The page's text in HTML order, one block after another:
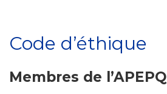
Code d’éthique
Membres de l’APEPQ